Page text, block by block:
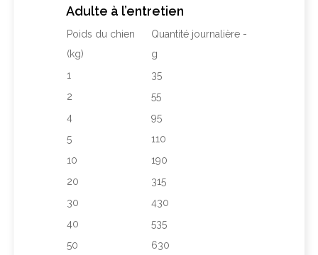
Adulte à l’entretien
Poids du chien
(kg)
Quantité journalière -
g
1
35
2
55
4
95
5
110
10
190
20
315
30
430
40
535
50
630